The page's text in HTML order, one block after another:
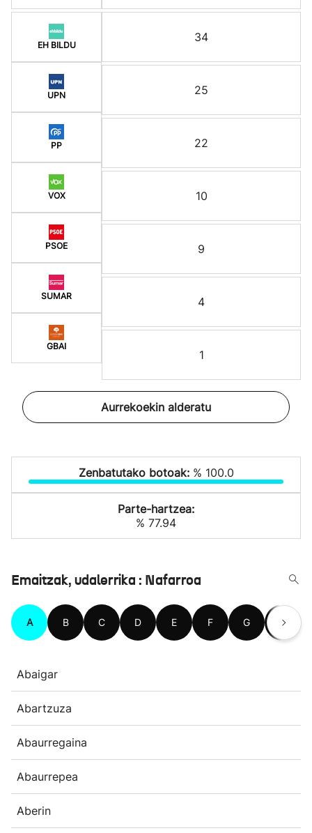
EH BILDU
UPN
PP
VOX
PSOE
SUMAR
GBAI
34
25
22
10
9
4
1
Aurrekoekin alderatu
Zenbatutako botoak: % 100.0
Parte-hartzea:
% 77.94
Emaitzak, udalerrika : Nafarroa
A B C D E F G H
Abaigar
Abartzuza
Abaurregaina
Abaurrepea
Aberin